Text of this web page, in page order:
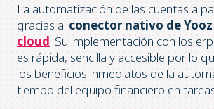
La automatización de las cuentas a
gracias al conector nativo de
cloud. Su implementación con los
es rápida, sencilla y accesible por lo
los beneficios inmediatos de la
tiempo del equipo financiero en